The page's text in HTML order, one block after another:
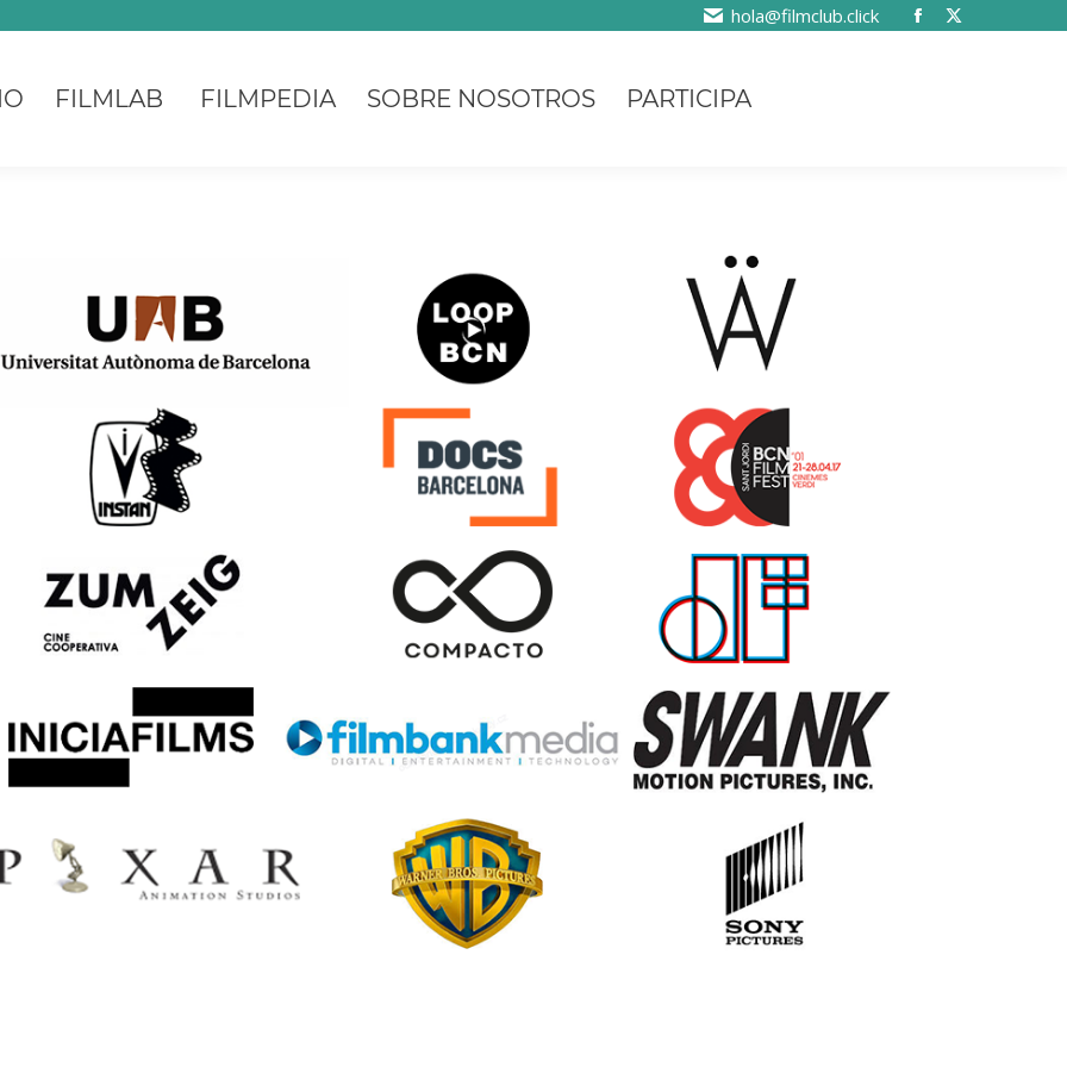
hola@filmclub.click
FILMLAB FILMPEDIA SOBRE NOSOTROS PARTICIPA